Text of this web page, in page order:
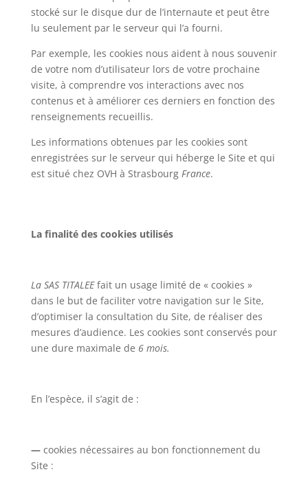
stocké sur le disque dur de l’internaute et peut être
lu seulement par le serveur qui l’a fourni.
Par exemple, les cookies nous aident à nous souvenir
de votre nom d’utilisateur lors de votre prochaine
visite, à comprendre vos interactions avec nos
contenus et à améliorer ces derniers en fonction des
renseignements recueillis.
Les informations obtenues par les cookies sont
enregistrées sur le serveur qui héberge le Site et qui
est situé chez OVH à Strasbourg France.
La finalité des cookies utilisés
La SAS TITALEEfait un usage limité de « cookies »
dans le but de faciliter votre navigation sur le Site,
d’optimiser la consultation du Site, de réaliser des
mesures d’audience. Les cookies sont conservés pour
une dure maximale de 6 mois.
En l’espèce, il s’agit de :
— cookies nécessaires au bon fonctionnement du
Site :